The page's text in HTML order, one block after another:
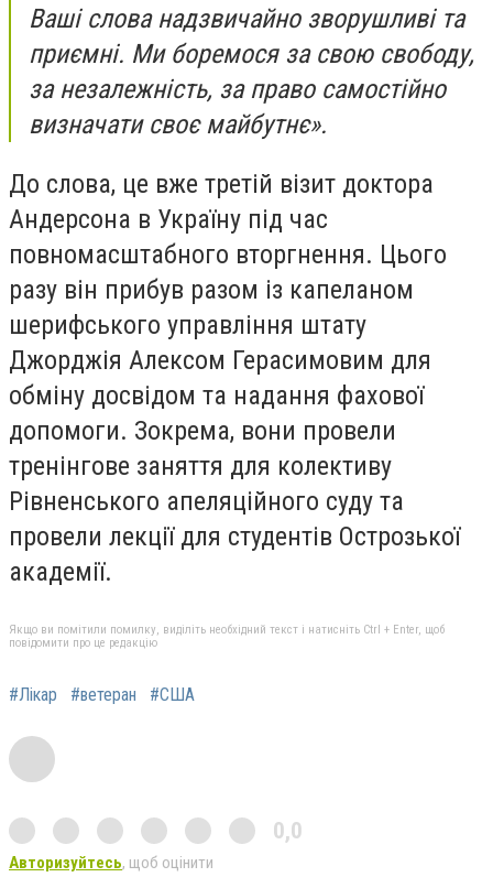
Ваші слова надзвичайно зворушливі та
приємні. Ми боремося за свою свободу,
за незалежність, за право самостійно
визначати своє майбутнє».
До слова, це вже третій візит доктора
Андерсона в Україну під час
повномасштабного вторгнення. Цього
разу він прибув разом із капеланом
шерифського управління штату
Джорджія Алексом Герасимовим для
обміну досвідом та надання фахової
допомоги. Зокрема, вони провели
тренінгове заняття для колективу
Рівненського апеляційного суду та
провели лекції для студентів Острозької
академії.
Якщо ви помітили помилку, виділіть необхідний текст і натисніть Ctrl + Enter, щоб
повідомити про це редакцію
#Лікар #ветеран #США
0,0
Авторизуйтесь, щоб оцінити